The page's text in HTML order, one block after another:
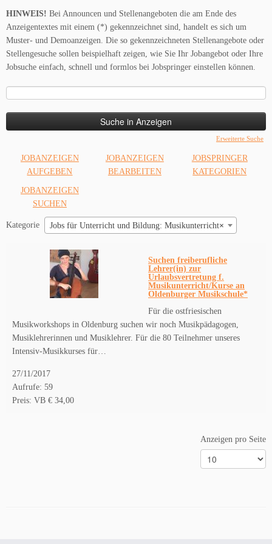
HINWEIS! Bei Announcen und Stellenangeboten die am Ende des
Anzeigentextes mit einem (*) gekennzeichnet sind, handelt es sich um
Muster- und Demoanzeigen. Die so gekennzeichneten Stellenangebote oder
Stellengesuche sollen beispielhaft zeigen, wie Sie Ihr Jobangebot oder Ihre
Jobsuche einfach, schnell und formlos bei Jobspringer einstellen können.
Erweiterte Suche
JOBANZEIGEN
AUFGEBEN
JOBANZEIGEN
BEARBEITEN
JOBSPRINGER
KATEGORIEN
JOBANZEIGEN
SUCHEN
Kategorie ×
Jobs für Unterricht und Bildung: Musikunterricht
Suchen freiberufliche
Lehrer(in) zur
Urlaubsvertretung f.
Musikunterricht/Kurse an
Oldenburger Musikschule*
Für die ostfriesischen
Musikworkshops in Oldenburg suchen wir noch Musikpädagogen,
Musiklehrerinnen und Musiklehrer. Für die 80 Teilnehmer unseres
Intensiv-Musikkurses für…
27/11/2017
Aufrufe: 59
Preis: VB € 34,00
Anzeigen pro Seite